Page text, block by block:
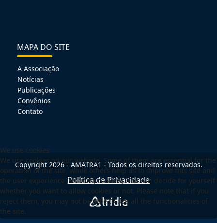
MAPA DO SITE
A Associação
Notícias
Publicações
Convênios
Contato
Copyright 2026 - AMATRA1 - Todos os direitos reservados.
Política de Privacidade
We use cookies
We use cookies on our website. Some of them are essential for the
operation of the site, while others help us to improve this site and
the user experience (tracking cookies). You can decide for yourself
whether you want to allow cookies or not. Please note that if you
reject them, you may not be able to use all the functionalities of
the site.